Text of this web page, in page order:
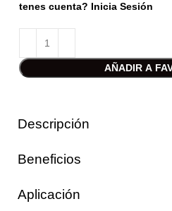
tenes cuenta? Inicia Sesión
AÑADIR A
Descripción
Beneficios
Aplicación